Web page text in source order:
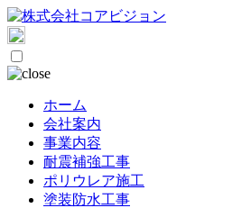
ホーム
会社案内
事業内容
耐震補強工事
ポリウレア施工
塗装防水工事